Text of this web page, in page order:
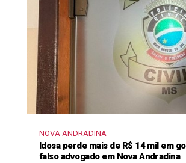
NOVA ANDRADINA
Idosa perde mais de R$ 14 mil em
falso advogado em Nova Andradina